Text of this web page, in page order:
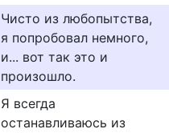
Чисто из любопытства,
я попробовал немного,
и... вот так это и
произошло.
Я всегда
останавливаюсь из